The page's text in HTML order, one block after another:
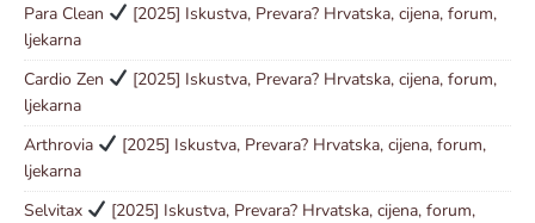
Para Clean
[2025] Iskustva, Prevara? Hrvatska, cijena, forum,
ljekarna
Cardio Zen
[2025] Iskustva, Prevara? Hrvatska, cijena, forum,
ljekarna
Arthrovia
[2025] Iskustva, Prevara? Hrvatska, cijena, forum,
ljekarna
Selvitax
[2025] Iskustva, Prevara? Hrvatska, cijena, forum,